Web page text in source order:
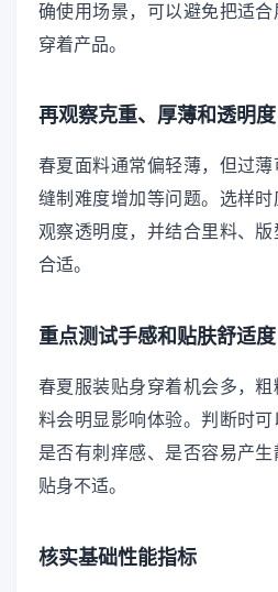
确使用场景，可以避免把适
穿着产品。
再观察克重、厚薄和透明度
春夏面料通常偏轻薄，但过薄
缝制难度增加等问题。选样
观察透明度，并结合里料、
合适。
重点测试手感和贴肤舒适度
春夏服装贴身穿着机会多，
料会明显影响体验。判断时可
是否有刺痒感、是否容易产
贴身不适。
核实基础性能指标